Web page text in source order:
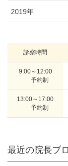
2019年
診察時間
9:00～12:00
予約制
13:00～17:00
予約制
最近の院長ブ